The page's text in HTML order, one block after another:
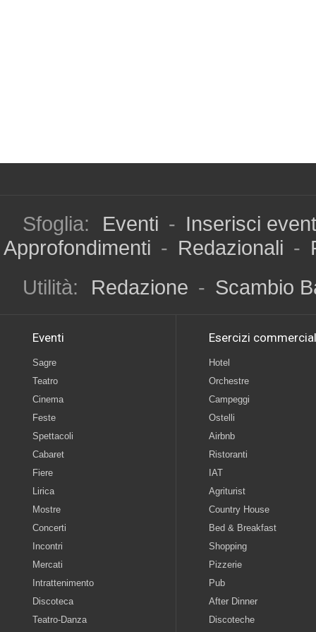
Sfoglia: Eventi - Inserisci
Approfondimenti - Redazionali -
Utilità:
Redazione - Scambio
Eventi
Sagre
Teatro
Cinema
Feste
Spettacoli
Cabaret
Fiere
Lirica
Mostre
Concerti
Incontri
Mercati
Intrattenimento
Discoteca
Teatro-Danza
Esercizi
Hotel
Orchestre
Campeggi
Ostelli
Airbnb
Ristoranti
IAT
Agriturist
Country House
Bed & Breakfast
Shopping
Pizzerie
Pub
After Dinner
Discoteche